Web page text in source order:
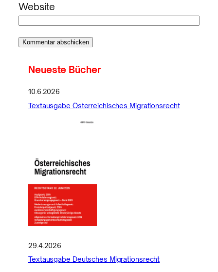
Website
Neueste Bücher
10.6.2026
Textausgabe Österreichisches Migrationsrecht
29.4.2026
Textausgabe Deutsches Migrationsrecht